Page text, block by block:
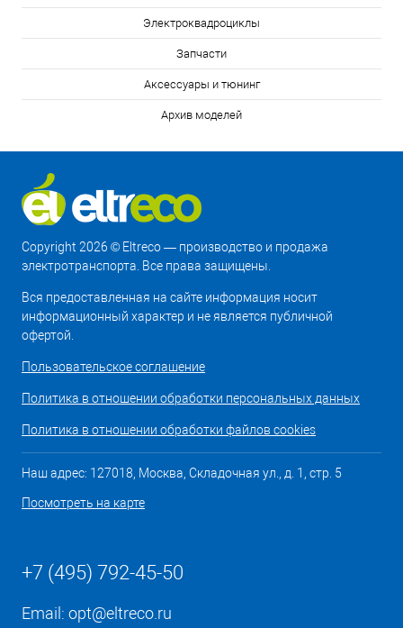
Электроквадроциклы
Запчасти
Аксессуары и тюнинг
Архив моделей
Copyright 2026 © Eltreco — производство и продажа
электротранспорта. Все права защищены.
Вся предоставленная на сайте информация носит
информационный характер и не является публичной
офертой.
Пользовательское соглашение
Политика в отношении обработки персональных данных
Политика в отношении обработки файлов cookies
Наш адрес: 127018, Москва, Складочная ул., д. 1, стр. 5
Посмотреть на карте
+7 (495) 792-45-50
Email: opt@eltreco.ru